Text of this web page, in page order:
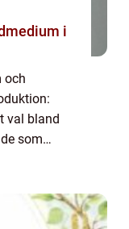
i
och
val bland
som